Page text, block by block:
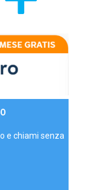
e chiami senza